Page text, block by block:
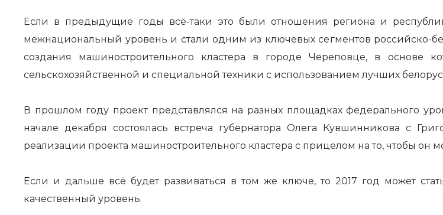
Если в предыдущие годы всё-таки это были отношения региона и
межнациональный уровень и стали одним из ключевых сегментов российско-
создания машиностроительного кластера в городе Череповце, в основе
сельскохозяйственной и специальной техники с использованием лучших
В прошлом году проект представлялся на разных площадках федерального
начале декабря состоялась встреча губернатора Олега Кувшинникова с
реализации проекта машиностроительного кластера с прицелом на то, чтобы он
Если и дальше всё будет развиваться в том же ключе, то 2017 год может
качественный уровень.